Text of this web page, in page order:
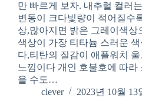
만 빠르게 보자. 내추럴 컬러
변동이 크다빛량이 적어질수
상,많아지면 밝은 그레이색상
색상이 가장 티타늄 스러운
다,티탄의 질감이 애플워치
느낌이다 개인 호불호에 따라
을 수도…
clever
2023년 10월 13